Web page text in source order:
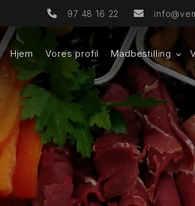
97 48 16 22
Hjem Vores profil Madbestilling